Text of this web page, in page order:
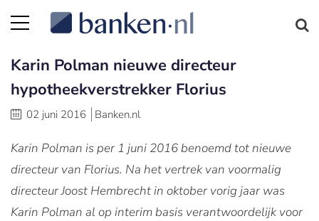
Karin Polman nieuwe directeur
hypotheekverstrekker Florius
02 juni 2016 Banken.nl
Karin Polman is per 1 juni 2016 benoemd tot nieuwe
directeur van Florius. Na het vertrek van voormalig
directeur Joost Hembrecht in oktober vorig jaar was
Karin Polman al op interim basis verantwoordelijk voor